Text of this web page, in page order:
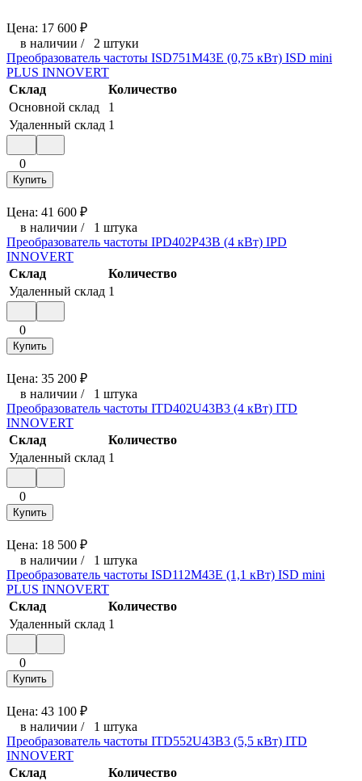
Цена: 17 600 ₽
в наличии / 2 штуки
Преобразователь частоты ISD751M43E (0,75 кВт) ISD mini
PLUS INNOVERT
Склад
Количество
Основной склад
1
Удаленный склад 1
0
Купить
Цена: 41 600 ₽
в наличии / 1 штука
Преобразователь частоты IPD402P43B (4 кВт) IPD
INNOVERT
Склад
Количество
Удаленный склад 1
0
Купить
Цена: 35 200 ₽
в наличии / 1 штука
Преобразователь частоты ITD402U43B3 (4 кВт) ITD
INNOVERT
Склад
Количество
Удаленный склад 1
0
Купить
Цена: 18 500 ₽
в наличии / 1 штука
Преобразователь частоты ISD112M43E (1,1 кВт) ISD mini
PLUS INNOVERT
Склад
Количество
Удаленный склад 1
0
Купить
Цена: 43 100 ₽
в наличии / 1 штука
Преобразователь частоты ITD552U43B3 (5,5 кВт) ITD
INNOVERT
Склад
Количество